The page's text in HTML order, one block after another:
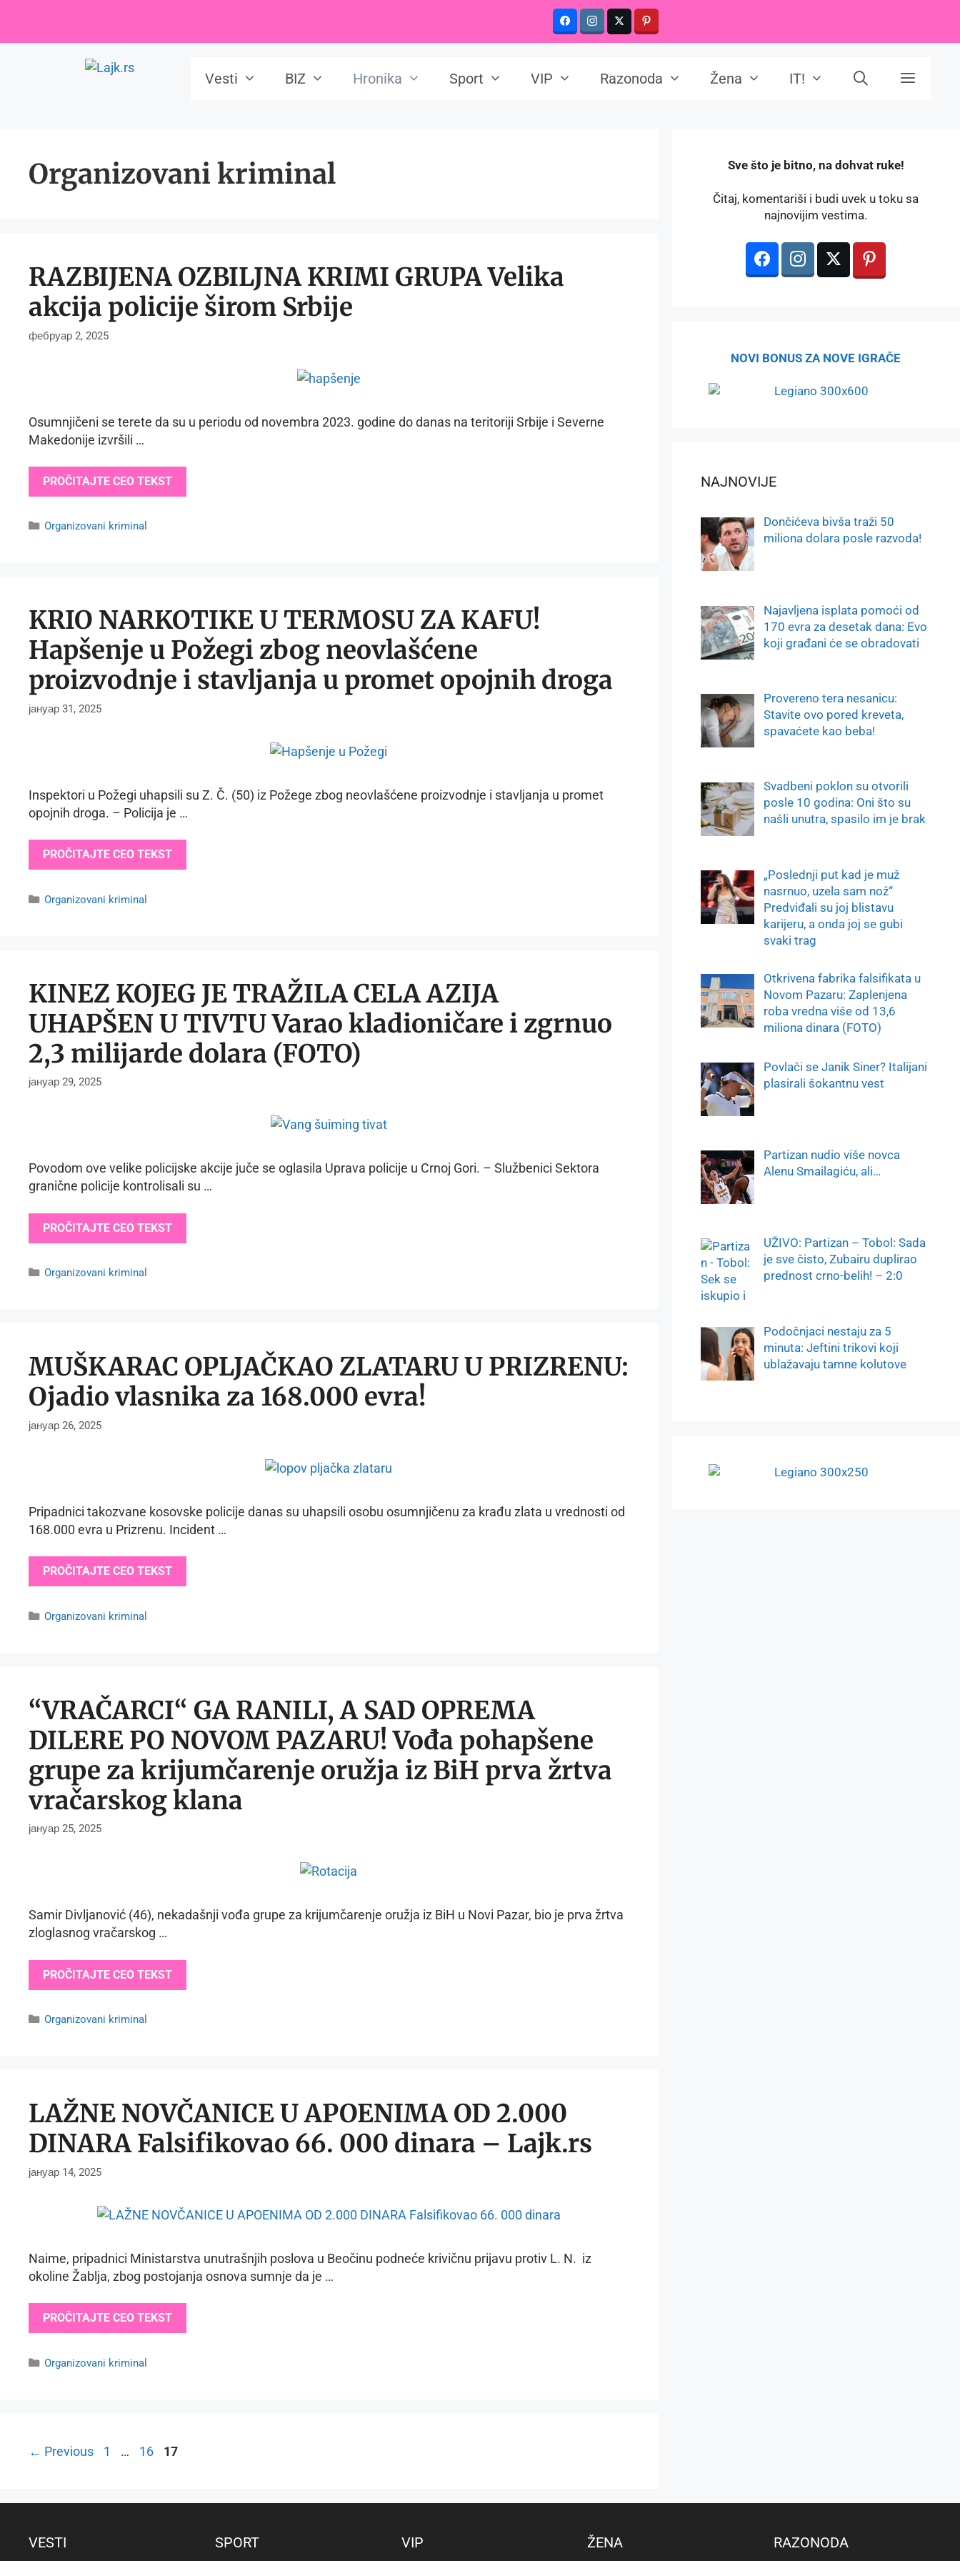
content
Vesti BIZ Hronika Sport VIP Razonoda Žena IT!
Organizovani kriminal
RAZBIJENA OZBILJNA KRIMI GRUPA Velika
akcija policije širom Srbije
фебруар 2, 2025
Osumnjičeni se terete da su u periodu od novembra 2023. godine do danas na teritoriji Srbije i Severne
Makedonije izvršili …
PROČITAJTE CEO TEKST
Categories
Organizovani kriminal
KRIO NARKOTIKE U TERMOSU ZA KAFU!
Hapšenje u Požegi zbog neovlašćene
proizvodnje i stavljanja u promet opojnih droga
јануар 31, 2025
Inspektori u Požegi uhapsili su Z. Č. (50) iz Požege zbog neovlašćene proizvodnje i stavljanja u promet
opojnih droga. – Policija je …
PROČITAJTE CEO TEKST
Categories
Organizovani kriminal
KINEZ KOJEG JE TRAŽILA CELA AZIJA
UHAPŠEN U TIVTU Varao kladioničare i zgrnuo
2,3 milijarde dolara (FOTO)
јануар 29, 2025
Povodom ove velike policijske akcije juče se oglasila Uprava policije u Crnoj Gori. – Službenici Sektora
granične policije kontrolisali su …
PROČITAJTE CEO TEKST
Categories
Organizovani kriminal
MUŠKARAC OPLJAČKAO ZLATARU U PRIZRENU:
Ojadio vlasnika za 168.000 evra!
јануар 26, 2025
Pripadnici takozvane kosovske policije danas su uhapsili osobu osumnjičenu za krađu zlata u vrednosti od
168.000 evra u Prizrenu. Incident …
PROČITAJTE CEO TEKST
Categories
Organizovani kriminal
“VRAČARCI“ GA RANILI, A SAD OPREMA
DILERE PO NOVOM PAZARU! Vođa pohapšene
grupe za krijumčarenje oružja iz BiH prva žrtva
vračarskog klana
јануар 25, 2025
Samir Divljanović (46), nekadašnji vođa grupe za krijumčarenje oružja iz BiH u Novi Pazar, bio je prva žrtva
zloglasnog vračarskog …
PROČITAJTE CEO TEKST
Categories
Organizovani kriminal
LAŽNE NOVČANICE U APOENIMA OD 2.000
DINARA Falsifikovao 66. 000 dinara – Lajk.rs
јануар 14, 2025
Naime, pripadnici Ministarstva unutrašnjih poslova u Beočinu podneće krivičnu prijavu protiv L. N. iz
okoline Žablja, zbog postojanja osnova sumnje da je …
PROČITAJTE CEO TEKST
Categories
Organizovani kriminal
← Previous Page
1 … Page
16 Page
17
️Sve što je bitno, na dohvat ruke!
Čitaj, komentariši i budi uvek u toku sa
najnovijim vestima.
NOVI BONUS ZA NOVE IGRAČE
NAJNOVIJE
Dončićeva bivša traži 50
miliona dolara posle razvoda!
Najavljena isplata pomoći od
170 evra za desetak dana: Evo
koji građani će se obradovati
Provereno tera nesanicu:
Stavite ovo pored kreveta,
spavaćete kao beba!
Svadbeni poklon su otvorili
posle 10 godina: Oni što su
našli unutra, spasilo im je brak
„Poslednji put kad je muž
nasrnuo, uzela sam nož“
Predviđali su joj blistavu
karijeru, a onda joj se gubi
svaki trag
Otkrivena fabrika falsifikata u
Novom Pazaru: Zaplenjena
roba vredna više od 13,6
miliona dinara (FOTO)
Povlači se Janik Siner? Italijani
plasirali šokantnu vest
Partizan nudio više novca
Alenu Smailagiću, ali…
UŽIVO: Partizan – Tobol: Sada
je sve čisto, Zubairu duplirao
prednost crno-belih! – 2:0
Podočnjaci nestaju za 5
minuta: Jeftini trikovi koji
ublažavaju tamne kolutove
VESTI SPORT VIP ŽENA RAZONODA